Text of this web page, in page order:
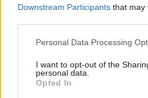
Downstream Participants that may
Please note that this website/app
not limited to your visit or usage
grant or deny consent to Google
use your data for below specified
Personal Data Processing
I want to opt-out of the
personal data.
Opted In